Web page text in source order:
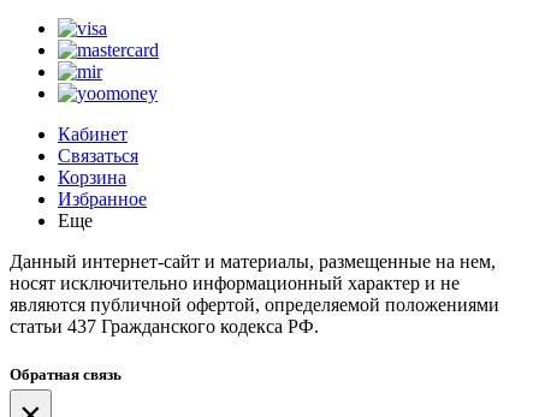
Кабинет
Связаться
Корзина
Избранное
Еще
Данный интернет-сайт и материалы, размещенные на нем,
носят исключительно информационный характер и не
являются публичной офертой, определяемой положениями
статьи 437 Гражданского кодекса РФ.
Обратная связь